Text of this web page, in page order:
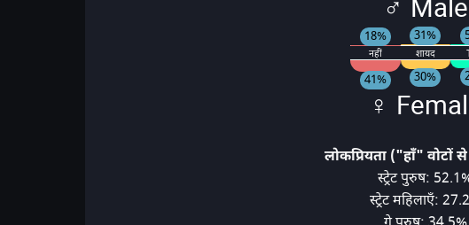
♂ Male
नहीं
18%
शायद
31%
41% 30%
♀
लोकप्रियता ("हाँ" वोटों
स्ट्रेट पुरुष:
स्ट्रेट महिलाएँ: